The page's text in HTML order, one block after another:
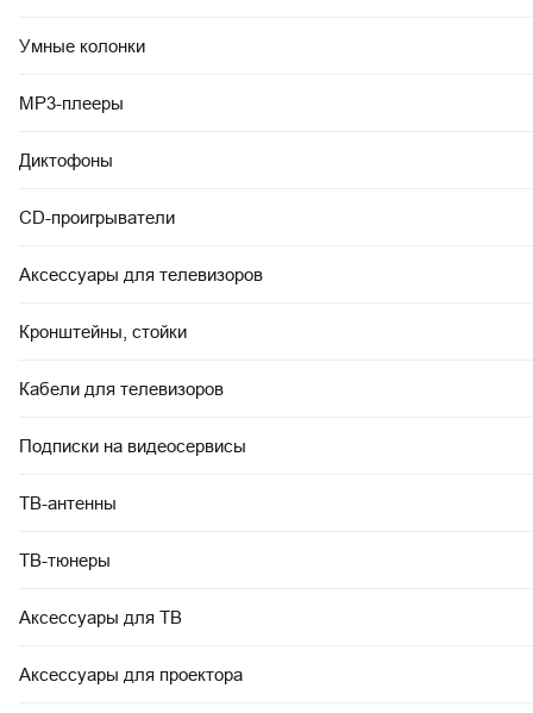
Умные колонки
MP3-плееры
Диктофоны
CD-проигрыватели
Аксессуары для телевизоров
Кронштейны, стойки
Кабели для телевизоров
Подписки на видеосервисы
ТВ-антенны
ТВ-тюнеры
Аксессуары для ТВ
Аксессуары для проектора